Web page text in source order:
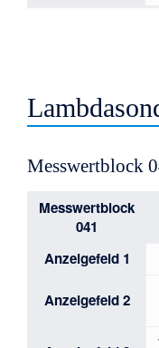
Messwertblock
Messwertblock
041
Anzeigefeld 1
Anzeigefeld 2